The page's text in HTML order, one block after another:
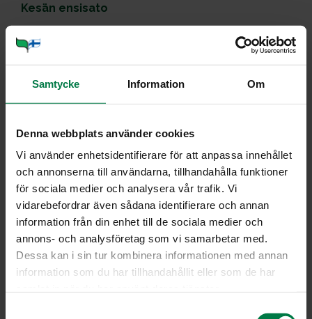
Samtycke Information Om
Denna webbplats använder cookies
Vi använder enhetsidentifierare för att anpassa innehållet
och annonserna till användarna, tillhandahålla funktioner
för sociala medier och analysera vår trafik. Vi
vidarebefordrar även sådana identifierare och annan
information från din enhet till de sociala medier och
annons- och analysföretag som vi samarbetar med.
Dessa kan i sin tur kombinera informationen med annan
information som du har tillhandahållit eller som de har
Kesän ensisato
Kuvia parsakaalista
Parsakaalin sadonkorjuu
Tuotekuvia paprikasta
Varhaisperunat
Po­jat ja pork­ka­nat2